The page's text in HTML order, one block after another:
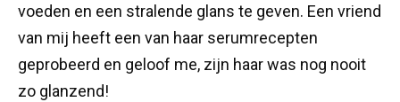
voeden en een stralende glans te geven. Een vriend
van mij heeft een van haar serumrecepten
geprobeerd en geloof me, zijn haar was nog nooit
zo glanzend!